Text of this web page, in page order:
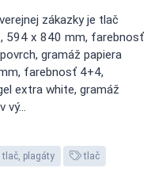
zákazky je tlač
594 x 840 mm, farebnosť
gramáž papiera
farebnosť 4+4,
extra white, gramáž
vý...
plagáty tlač